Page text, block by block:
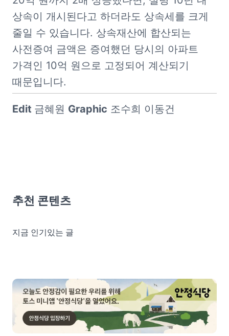
상속이 개시된다고 하더라도 상속세를 크게
줄일 수 있습니다. 상속재산에 합산되는
사전증여 금액은 증여했던 당시의 아파트
가격인 10억 원으로 고정되어 계산되기
때문입니다.
Edit 금혜원 Graphic 조수희 이동건
추천 콘텐츠
지금 인기있는 글